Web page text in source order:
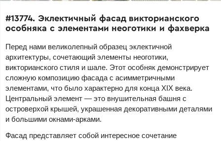
#13774. Эклектичный фасад викторианского
особняка с элементами неоготики и фахверка
Перед нами великолепный образец эклектичной
архитектуры, сочетающий элементы неоготики,
викторианского стиля и шале. Этот особняк демонстрирует
сложную композицию фасада с асимметричными
элементами, что было характерно для конца XIX века.
Центральный элемент — это внушительная башня с
островерхой крышей, украшенная декоративными деталями
и большими окнами-арками.
Фасад представляет собой интересное сочетание